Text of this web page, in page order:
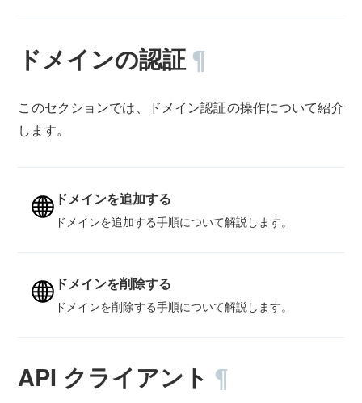
ドメインの認証¶
このセクションでは、ドメイン認証の操作について紹介
します。
ドメインを追加する
ドメインを追加する手順について解説します。
ドメインを削除する
ドメインを削除する手順について解説します。
API クライアント¶